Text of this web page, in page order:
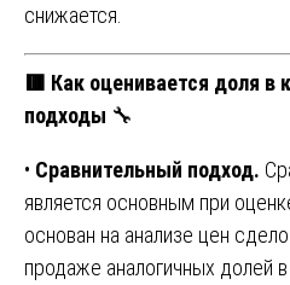
снижается.
🟥 Как оценивается доля в
подходы 🔧
• Сравнительный подход.
является основным при
основан на анализе цен
продаже аналогичных долей в